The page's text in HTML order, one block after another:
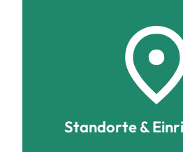
Standorte &